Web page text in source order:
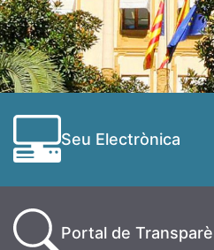
Seu Electrònica
Portal de